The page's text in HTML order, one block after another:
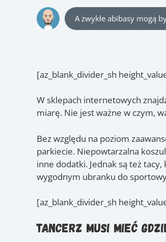
A zwykłe abibasy mogą
[az_blank_divider_sh
W sklepach internetowych
miarę. Nie jest ważne w czym,
Bez względu na poziom
parkiecie. Niepowtarzalna
inne dodatki. Jednak są też
wygodnym ubranku do
[az_blank_divider_sh
Tancerz musi mieć